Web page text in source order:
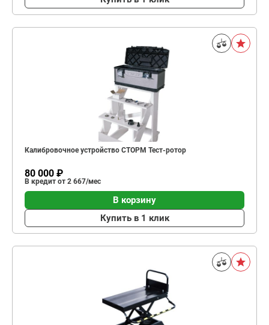
Калибровочное устройство СТОРМ Тест-ротор
80 000 ₽
В кредит от 2 667/мес
В корзину
Купить в 1 клик